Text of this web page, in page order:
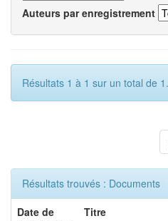
Auteurs par enregistrement
Résultats 1 à 1 sur un total de 1.
Résultats trouvés : Documents
Date de
Titre